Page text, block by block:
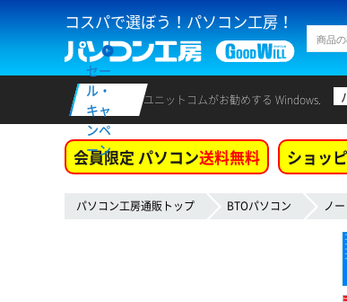
コスパで選ぼう！パソコン工房！
セー
ル・
キャ
ンペ
ーン
ユニットコムがお勧めする Windows.
会員限定 パソコン送料無料 ショッ
パソコン工房通販トップ BTOパソコン ノ